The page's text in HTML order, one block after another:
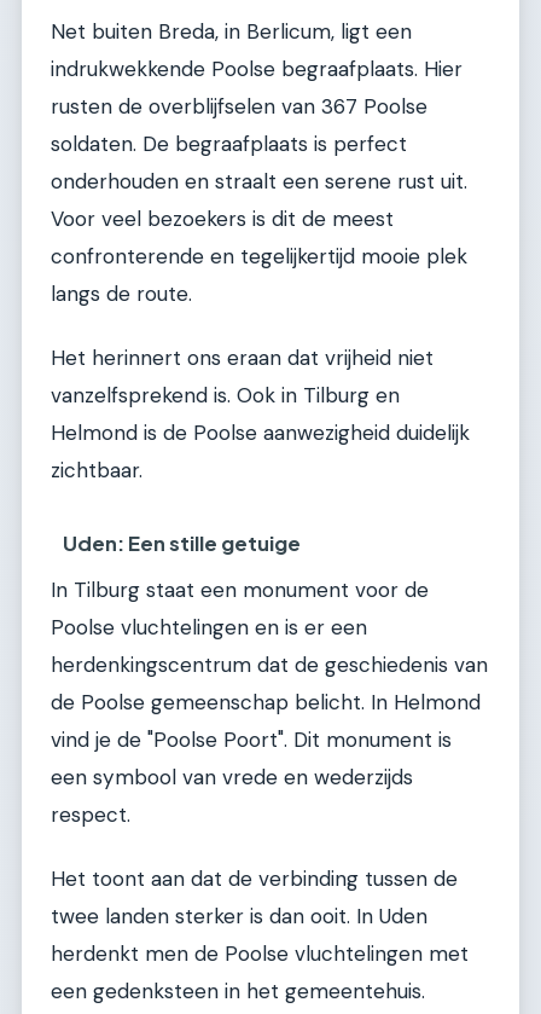
Net buiten Breda, in Berlicum, ligt een
indrukwekkende Poolse begraafplaats. Hier
rusten de overblijfselen van 367 Poolse
soldaten. De begraafplaats is perfect
onderhouden en straalt een serene rust uit.
Voor veel bezoekers is dit de meest
confronterende en tegelijkertijd mooie plek
langs de route.
Het herinnert ons eraan dat vrijheid niet
vanzelfsprekend is. Ook in Tilburg en
Helmond is de Poolse aanwezigheid duidelijk
zichtbaar.
Uden: Een stille getuige
In Tilburg staat een monument voor de
Poolse vluchtelingen en is er een
herdenkingscentrum dat de geschiedenis van
de Poolse gemeenschap belicht. In Helmond
vind je de "Poolse Poort". Dit monument is
een symbool van vrede en wederzijds
respect.
Het toont aan dat de verbinding tussen de
twee landen sterker is dan ooit. In Uden
herdenkt men de Poolse vluchtelingen met
een gedenksteen in het gemeentehuis.